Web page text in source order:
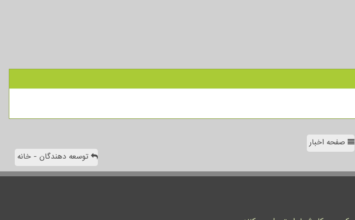
صفحه اخبار
توسعه دهندگان - خانه